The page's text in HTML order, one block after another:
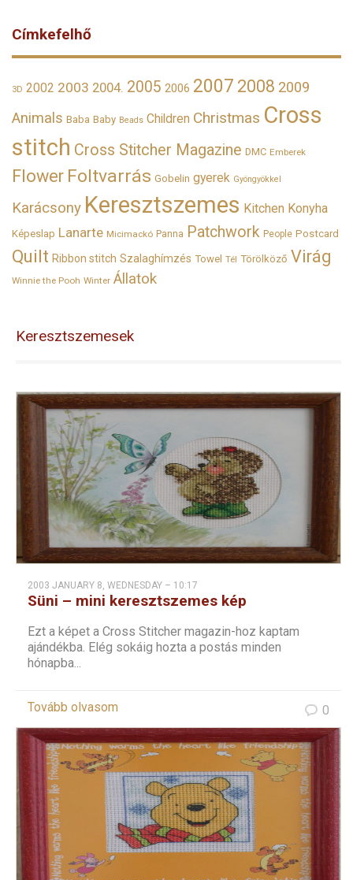
Címkefelhő
3D 2002 2003 2004. 2005 2006 2007 2008 2009
Animals Baba Baby Beads Children Christmas Cross
stitch Cross Stitcher Magazine DMC Emberek
Flower Foltvarrás Gobelin gyerek Gyöngyökkel
Karácsony Keresztszemes Kitchen Konyha
Képeslap Lanarte Micimackó Panna Patchwork People Postcard
Quilt Ribbon stitch Szalaghímzés Towel Tél Törölköző Virág
Winnie the Pooh Winter Állatok
Keresztszemesek
2003 JANUARY 8, WEDNESDAY – 10:17
Süni – mini keresztszemes kép
Ezt a képet a Cross Stitcher magazin-hoz kaptam
ajándékba. Elég sokáig hozta a postás minden
hónapba...
Tovább olvasom 0